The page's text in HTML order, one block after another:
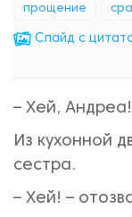
прощение
Cлайд с
– Хей, Андреа!
Из кухонной
сестра.
– Хей! –